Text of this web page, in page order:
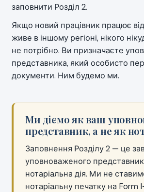
заповнити Розділ 2.
Якщо новий працівник працює
живе в іншому регіоні, нікого
не потрібно. Ви призначаєте
представника, який особисто
документи. Ним будемо ми.
Ми діємо як ваш
представник, а не як
Заповнення Розділу 2 — це
уповноваженого
нотаріальна дія. Ми не
нотаріальну печатку на Form